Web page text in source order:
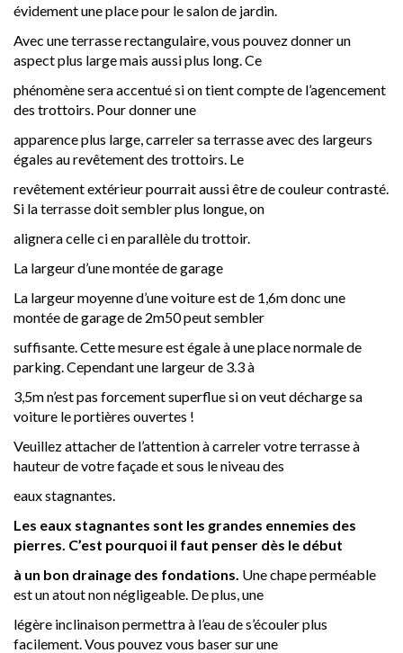
évidement une place pour le salon de jardin.
Avec une terrasse rectangulaire, vous pouvez donner un
aspect plus large mais aussi plus long. Ce
phénomène sera accentué si on tient compte de l’agencement
des trottoirs. Pour donner une
apparence plus large, carreler sa terrasse avec des largeurs
égales au revêtement des trottoirs. Le
revêtement extérieur pourrait aussi être de couleur contrasté.
Si la terrasse doit sembler plus longue, on
alignera celle ci en parallèle du trottoir.
La largeur d’une montée de garage
La largeur moyenne d’une voiture est de 1,6m donc une
montée de garage de 2m50 peut sembler
suffisante. Cette mesure est égale à une place normale de
parking. Cependant une largeur de 3.3 à
3,5m n’est pas forcement superflue si on veut décharge sa
voiture le portières ouvertes !
Veuillez attacher de l’attention à carreler votre terrasse à
hauteur de votre façade et sous le niveau des
eaux stagnantes.
Les eaux stagnantes sont les grandes ennemies des
pierres. C’est pourquoi il faut penser dès le début
à un bon drainage des fondations. Une chape perméable
est un atout non négligeable. De plus, une
légère inclinaison permettra à l’eau de s’écouler plus
facilement. Vous pouvez vous baser sur une